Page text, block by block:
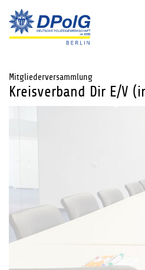
Mitgliederversammlung
Kreisverband Dir E/V